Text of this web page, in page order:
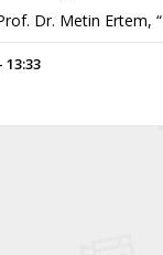
Dr. Metin Ertem,
13:33